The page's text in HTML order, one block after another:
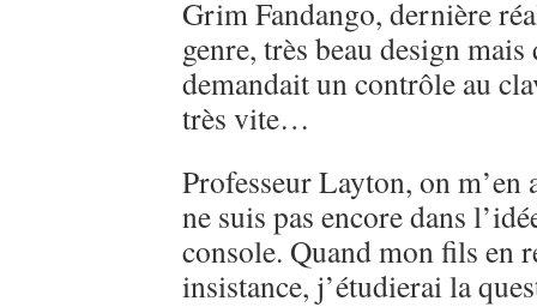
Grim Fandango, dernière
genre, très beau design
demandait un contrôle au
très vite…
Professeur Layton, on m’en
ne suis pas encore dans
console. Quand mon fils en
insistance, j’étudierai la